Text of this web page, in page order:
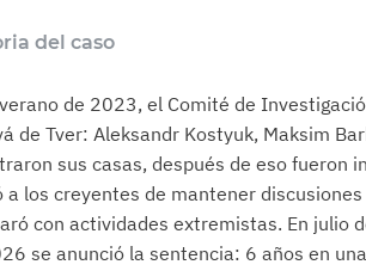
del caso
de 2023, el Comité de
de Tver: Aleksandr Kostyuk, Maksim
sus casas, después de eso fueron
a los creyentes de mantener
con actividades extremistas. En julio
se anunció la sentencia: 6 años en